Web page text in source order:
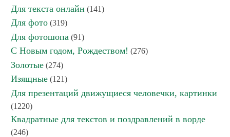
Для текста онлайн (141)
Для фото (319)
Для фотошопа (91)
С Новым годом, Рождеством! (276)
Золотые (274)
Изящные (121)
Для презентаций движущиеся человечки, картинки
(1220)
Квадратные для текстов и поздравлений в ворде
(246)